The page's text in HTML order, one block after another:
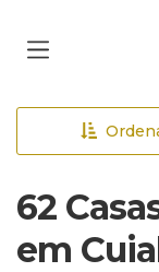
62
em